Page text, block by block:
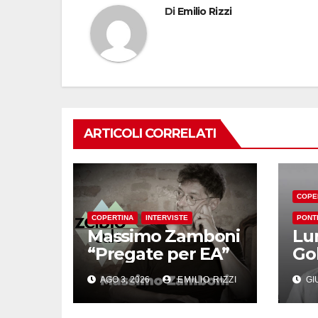
Di Emilio Rizzi
ARTICOLI CORRELATI
COPERTINA INTERVISTE
Massimo Zamboni
“Pregate per EA”
AGO 3, 2026 EMILIO RIZZI